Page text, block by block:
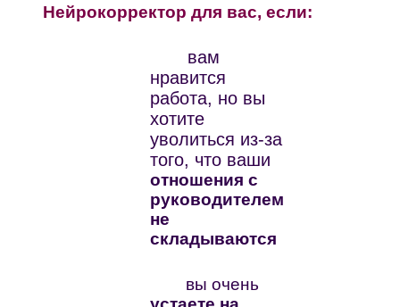
Нейрокорректор для вас, если:
вам
нравится
работа, но вы
хотите
уволиться из-за
того, что ваши
отношения с
руководителем
не
складываются
вы очень